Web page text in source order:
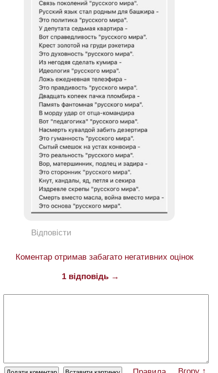
Відповісти
Коментар отримав забагато негативних оцінок
1 відповідь →